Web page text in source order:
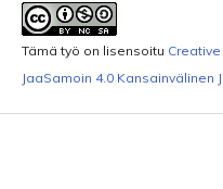
Tämä työ on lisensoitu
JaaSamoin 4.0 Kansainvälinen